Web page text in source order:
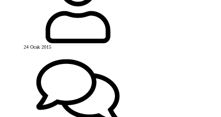
24 Ocak 2015